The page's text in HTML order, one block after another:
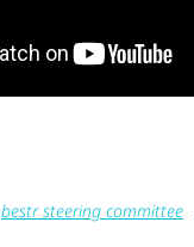
bestr steering committee